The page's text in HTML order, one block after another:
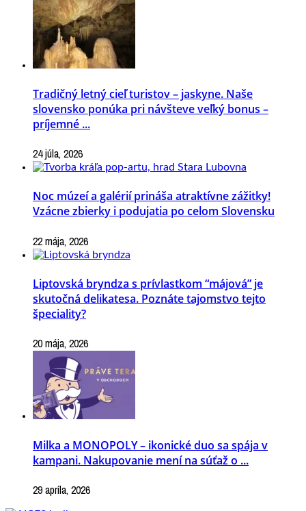
Tradičný letný cieľ turistov – jaskyne. Naše
slovensko ponúka pri návšteve veľký bonus –
príjemné ...
24 júla, 2026
Noc múzeí a galérií prináša atraktívne zážitky!
Vzácne zbierky i podujatia po celom Slovensku
22 mája, 2026
Liptovská bryndza s prívlastkom “májová” je
skutočná delikatesa. Poznáte tajomstvo tejto
špeciality?
20 mája, 2026
Milka a MONOPOLY – ikonické duo sa spája v
kampani. Nakupovanie mení na súťaž o ...
29 apríla, 2026